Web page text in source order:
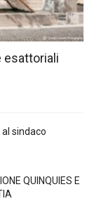
esattoriali
sindaco
QUINQUIES E